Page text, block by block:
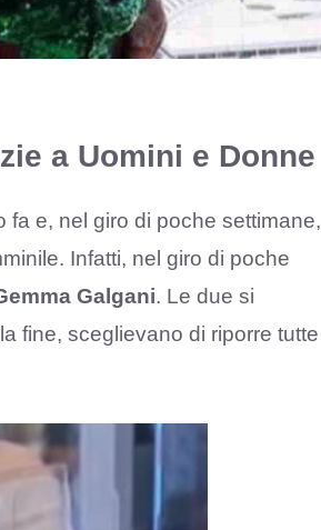
a Uomini e Donne
fa e, nel giro di poche settimane,
Infatti, nel giro di poche
Galgani. Le due si
fine, sceglievano di riporre tutte